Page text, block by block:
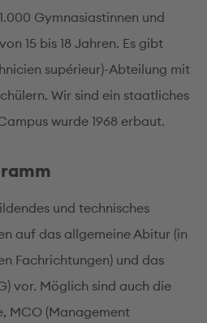
Gymnasiastinnen und
15 bis 18 Jahren. Es gibt
supérieur)-Abteilung mit
Wir sind ein staatliches
wurde 1968 erbaut.
und technisches
auf das allgemeine Abitur (in
Fachrichtungen) und das
vor. Möglich sind auch die
MCO (Management